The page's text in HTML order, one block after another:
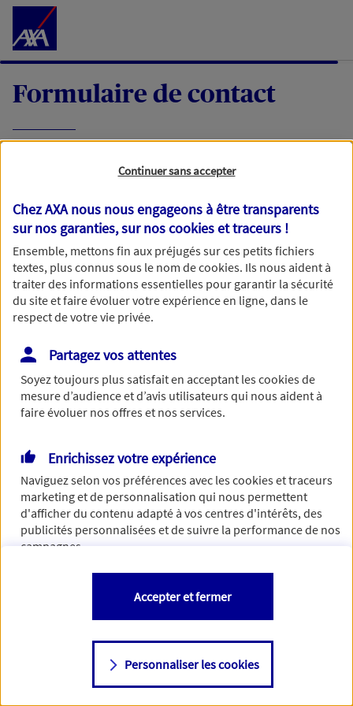
Accéder au Contenu
Formulaire de contact
demande, nous vous répondrons dans les
meilleurs délais par mail ou par téléphone.
Votre message :
Vous disposez de droits sur les informations vous concernant. Pour
plus d’informations,cliquez ici.
Continuer sans accepter
Chez AXA nous nous engageons à être transparents
sur nos garanties, sur noscookies et traceurs !
Ensemble, mettons fin aux préjugés sur ces petits fichiers
textes, plus connus sous le nom decookies. Ils nous aident à
traiter des informations essentielles pour garantir la sécurité
du site et faire évoluer votre expérience en ligne, dans le
respect de votre vie privée.
Partagez vos attentes
Soyez toujours plus satisfait en acceptant lescookiesde
mesure d’audience et d’avis utilisateurs qui nous aident à
faire évoluer nos offres et nos services.
Enrichissez votre expérience
Naviguez selon vos préférences avec lescookies et traceurs
marketing et de personnalisation qui nous permettent
d'afficher du contenu adapté à vos centres d'intérêts, des
publicités personnalisées et de suivre la performance de nos
campagnes.
Vous êtes libre de les accepter, de les refuser comme de
changer d'avis à tout moment en allant sur
Consulter notre politique decookies
Personnaliser les cookies
Accepter et fermer